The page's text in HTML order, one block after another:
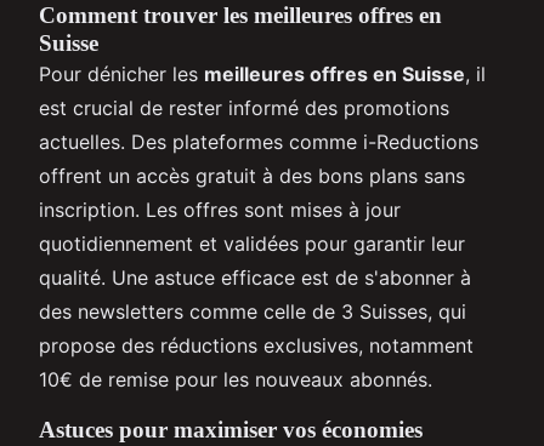
Comment trouver les meilleures offres en
Suisse
Pour dénicher les meilleures offres en Suisse, il
est crucial de rester informé des promotions
actuelles. Des plateformes comme i-Reductions
offrent un accès gratuit à des bons plans sans
inscription. Les offres sont mises à jour
quotidiennement et validées pour garantir leur
qualité. Une astuce efficace est de s'abonner à
des newsletters comme celle de 3 Suisses, qui
propose des réductions exclusives, notamment
10€ de remise pour les nouveaux abonnés.
Astuces pour maximiser vos économies